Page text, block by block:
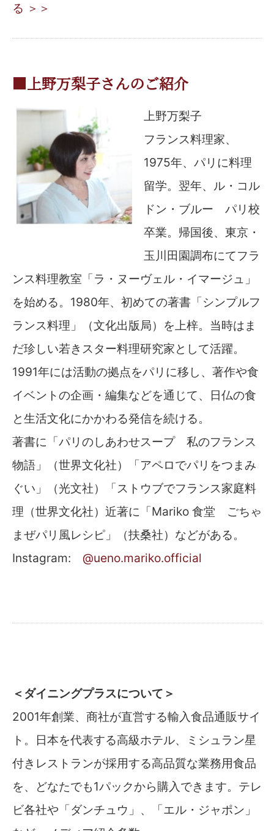
る ＞＞
■上野万梨子さんのご紹介
上野万梨子
フランス料理家、
1975年、パリに料理
留学。翌年、ル・コル
ドン・ブルー パリ校
卒業。帰国後、東京・
玉川田園調布にてフラ
ンス料理教室「ラ・ヌーヴェル・イマージュ」
を始める。1980年、初めての著書「シンプルフ
ランス料理」（文化出版局）を上梓。当時はま
だ珍しい若きスター料理研究家として活躍。
1991年には活動の拠点をパリに移し、著作や食
イベントの企画・編集などを通じて、日仏の食
と生活文化にかかわる発信を続ける。
著書に「パリのしあわせスープ 私のフランス
物語」（世界文化社）「アペロでパリをつまみ
ぐい」（光文社）「ストウブでフランス家庭料
理（世界文化社）近著に「Mariko 食堂 ごちゃ
まぜパリ風レシピ」（扶桑社）などがある。
Instagram: @ueno.mariko.official
＜ダイニングプラスについて＞
2001年創業、商社が直営する輸入食品通販サイ
ト。日本を代表する高級ホテル、ミシュラン星
付きレストランが採用する高品質な業務用食品
を、どなたでも1パックから購入できます。テレ
ビ各社や「ダンチュウ」、「エル・ジャポン」